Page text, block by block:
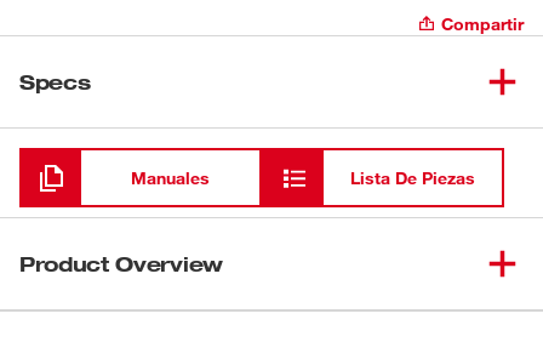
Compartir
Specs
Cargando
Manuales Lista De Piezas
Product Overview